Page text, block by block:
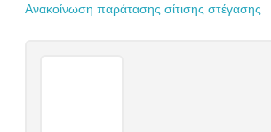
Ανακοίνωση παράτασης σίτισης στέγασης